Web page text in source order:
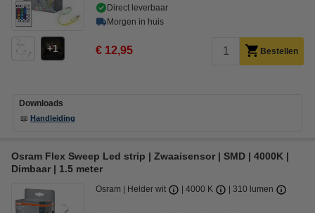
1
Direct leverbaar
Morgen in huis
€ 12,95 Bestellen
Downloads
📖 Handleiding
Osram Flex Sweep Led strip | Zwaaisensor | SMD | 4000K |
Dimbaar | 1.5 meter
Osram Helder wit 4000 K 310 lumen